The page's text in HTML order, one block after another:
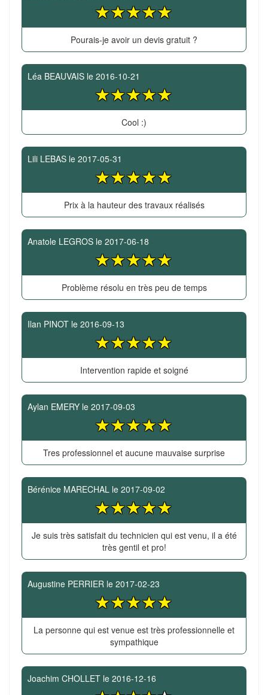
Pourais-je avoir un devis gratuit ?
Léa BEAUVAIS le 2016-10-21
Cool :)
Lili LEBAS le 2017-05-31
Prix à la hauteur des travaux réalisés
Anatole LEGROS le 2017-06-18
Problème résolu en très peu de temps
Ilan PINOT le 2016-09-13
Intervention rapide et soigné
Aylan EMERY le 2017-09-03
Tres professionnel et aucune mauvaise surprise
Bérénice MARECHAL le 2017-09-02
Je suis très satisfait du technicien qui est venu, il a été
très gentil et pro!
Augustine PERRIER le 2017-02-23
La personne qui est venue est très professionnelle et
sympathique
Joachim CHOLLET le 2016-12-16